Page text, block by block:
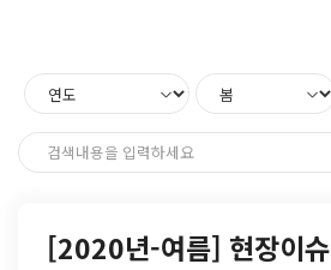
[2020년-여름] 현장이슈